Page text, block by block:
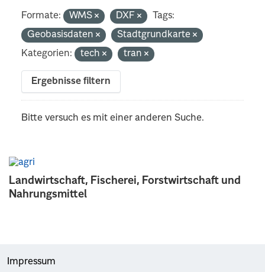
Landwirtschaft, Fischerei, Forstwirtschaft und
Nahrungsmittel
Formate: WMS DXF
Tags:
Geobasisdaten
Stadtgrundkarte
Kategorien:
tech tran
Ergebnisse filtern
Bitte versuch es mit einer anderen Suche.
Impressum